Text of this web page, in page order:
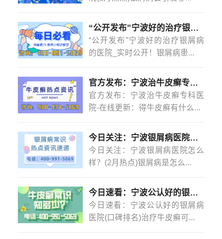
“公开发布”宁波好的治疗银屑病的医院_实时公开！银屑病患者能吃菠萝蜜吗？
“公开发布”宁波好的治疗银屑病
的医院_实时公开！银屑病患...
官方发布：宁波治牛皮癣专科医院-在线更新：得牛皮癣有什么忌口的吗？
官方发布：宁波治牛皮癣专科医
院-在线更新：得牛皮癣有什么...
今日关注：宁波银屑病医院怎么样？(2月热点)银屑病是怎么染上的？
今日关注：宁波银屑病医院怎么
样？(2月热点)银屑病是怎么...
今日速看：宁波公认好的银屑病医院(口碑排名)治疗牛皮癣可以不吃药不打针吗？
今日速看：宁波公认好的银屑病
医院(口碑排名)治疗牛皮癣可...